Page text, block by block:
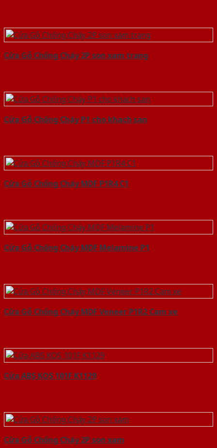
Cửa Gỗ Chống Cháy 2P son xam trang
Cửa Gỗ Chống Cháy P1 cho khach san
Cửa Gỗ Chống Cháy MDF P1R4 C1
Cửa Gỗ Chống Cháy MDF Melamine P1
Cửa Gỗ Chống Cháy MDF Veneer P1R2 Cam xe
Cửa ABS KOS 101F K1129
Cửa Gỗ Chống Cháy 2P son xam